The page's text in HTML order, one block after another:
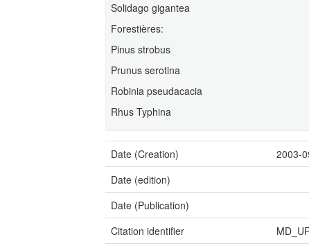
Solidago gigantea
Forestières:
Pinus strobus
Prunus serotina
Robinia pseudacacia
Rhus Typhina
Date (Creation)
2003-
Date (edition)
Date (Publication)
Citation identifier